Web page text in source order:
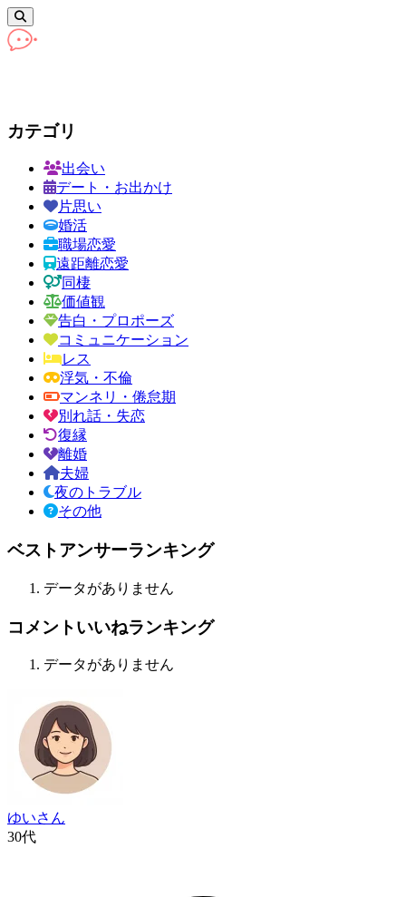
カテゴリ
出会い
デート・お出かけ
片思い
婚活
職場恋愛
遠距離恋愛
同棲
価値観
告白・プロポーズ
コミュニケーション
レス
浮気・不倫
マンネリ・倦怠期
別れ話・失恋
復縁
離婚
夫婦
夜のトラブル
その他
ベストアンサーランキング
データがありません
コメントいいねランキング
データがありません
ゆいさん
30代